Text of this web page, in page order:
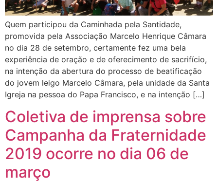
Quem participou da Caminhada pela Santidade,
promovida pela Associação Marcelo Henrique Câmara
no dia 28 de setembro, certamente fez uma bela
experiência de oração e de oferecimento de sacrifício,
na intenção da abertura do processo de beatificação
do jovem leigo Marcelo Câmara, pela unidade da Santa
Igreja na pessoa do Papa Francisco, e na intenção […]
Coletiva de imprensa sobre
Campanha da Fraternidade
2019 ocorre no dia 06 de
março